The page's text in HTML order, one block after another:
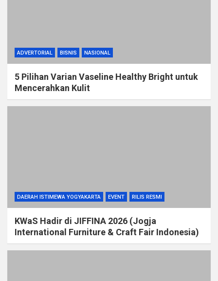
ADVERTORIAL BISNIS NASIONAL
5 Pilihan Varian Vaseline Healthy Bright untuk
Mencerahkan Kulit
DAERAH ISTIMEWA YOGYAKARTA EVENT RILIS RESMI
KWaS Hadir di JIFFINA 2026 (Jogja
International Furniture & Craft Fair Indonesia)